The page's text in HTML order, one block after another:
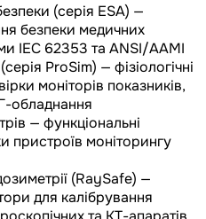
(серія ESA) —
безпеки медичних
IEC 62353 та ANSI/AAMI
ProSim) — фізіологічні
моніторів показників,
обладнання
— функціональні
пристроїв моніторингу
(RaySafe) —
для калібрування